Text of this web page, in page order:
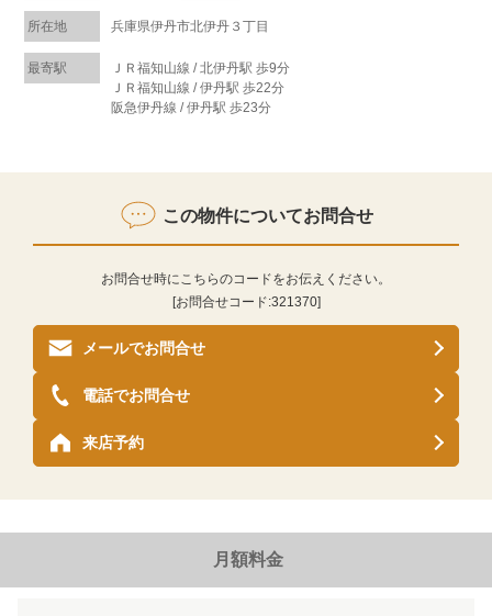
所在地 兵庫県伊丹市北伊丹３丁目
最寄駅
ＪＲ福知山線 / 北伊丹駅 歩9分
ＪＲ福知山線 / 伊丹駅 歩22分
阪急伊丹線 / 伊丹駅 歩23分
この物件についてお問合せ
お問合せ時にこちらのコードをお伝えください。
[お問合せコード:321370]
メールでお問合せ
来店予約
電話でお問合せ
月額料金